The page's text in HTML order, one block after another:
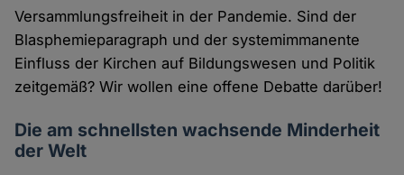
Versammlungsfreiheit in der Pandemie. Sind der
Blasphemieparagraph und der systemimmanente
Einfluss der Kirchen auf Bildungswesen und Politik
zeitgemäß? Wir wollen eine offene Debatte darüber!
Die am schnellsten wachsende Minderheit
der Welt